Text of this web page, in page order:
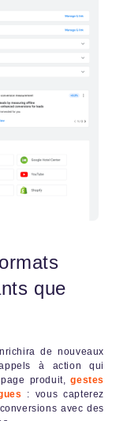
que
de nouveaux
à action qui
produit,gestes
: vous capterez
avec des